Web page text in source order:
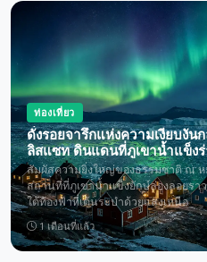
ท่องเที่ยว
ดั่งรอยจารึกแห่งความเงียบงั
ลิสแซท ดินแดนที่ภูเขาน้ำแข็งร่
สัมผัสความยิ่งใหญ่ของธรรมชาติ ณ
สถานที่ที่ภูเขาน้ำแข็งยักษ์ล่องลอยรา
ใต้ท้องฟ้าที่เต้นระบำด้วยแสงเหนือ
1 เดือนที่แล้ว